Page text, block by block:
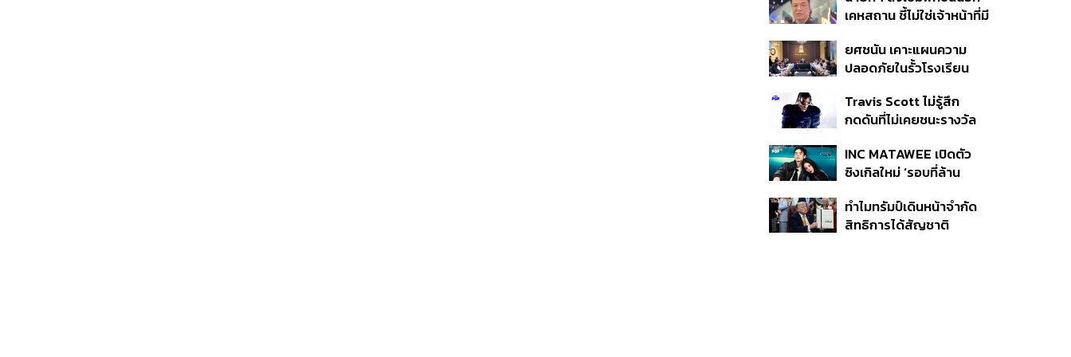
ข้อมูลบิดเบือน
เคหสถาน ชี้ไม่ใช่เจ้าหน้าที่มี
ก่อเหตุ เจ้าของร่วมรับผิด
ยศชนัน เคาะแผนความ
ปลอดภัยในรั้วโรงเรียน
ดูแล-คุมเข้มคัดกรองสิ่ง
ผิดกฎหมาย
Travis Scott ไม่รู้สึก
กดดันที่ไม่เคยชนะรางวัล
แล้ว 10 ครั้ง
INC MATAWEE เปิดตัว
ซิงเกิลใหม่ ‘รอบที่ล้าน
มาแสดงในมิวสิกวิดีโอ
ทำไมทรัมป์เดินหน้าจำกัด
สิทธิการได้สัญชาติ